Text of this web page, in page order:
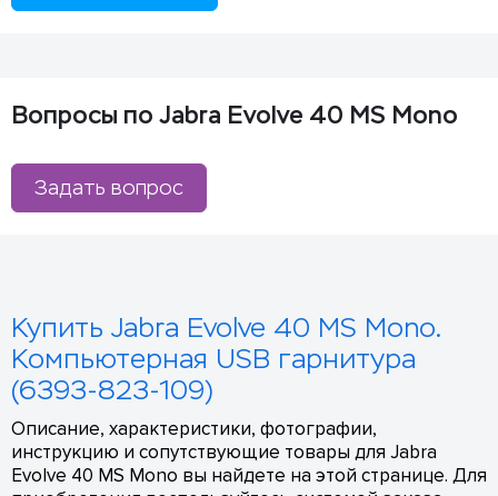
Вопросы по Jabra Evolve 40 MS Mono
Задать вопрос
Купить Jabra Evolve 40 MS Mono.
Компьютерная USB гарнитура
(6393-823-109)
Описание, характеристики, фотографии,
инструкцию и сопутствующие товары для Jabra
Evolve 40 MS Mono вы найдете на этой странице. Для